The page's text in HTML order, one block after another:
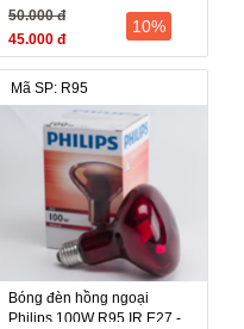
7 cây
50.000 đ
45.000 đ
10%
Mã SP: R95
Bóng đèn hồng ngoại
Philips 100W R95 IR E27 -